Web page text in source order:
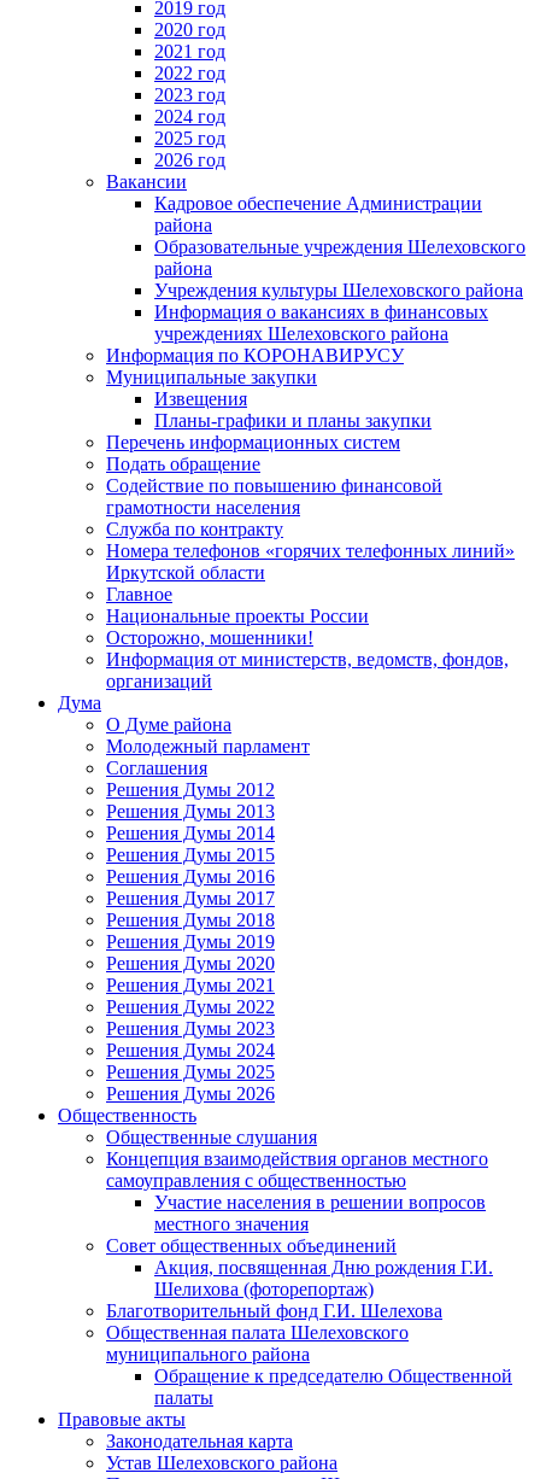
2019 год
2020 год
2021 год
2022 год
2023 год
2024 год
2025 год
2026 год
Вакансии
Кадровое обеспечение Администрации
района
Образовательные учреждения Шелеховского
района
Учреждения культуры Шелеховского района
Информация о вакансиях в финансовых
учреждениях Шелеховского района
Информация по КОРОНАВИРУСУ
Муниципальные закупки
Извещения
Планы-графики и планы закупки
Перечень информационных систем
Подать обращение
Содействие по повышению финансовой
грамотности населения
Служба по контракту
Номера телефонов «горячих телефонных линий»
Иркутской области
Главное
Национальные проекты России
Осторожно, мошенники!
Информация от министерств, ведомств, фондов,
организаций
Дума
О Думе района
Молодежный парламент
Соглашения
Решения Думы 2012
Решения Думы 2013
Решения Думы 2014
Решения Думы 2015
Решения Думы 2016
Решения Думы 2017
Решения Думы 2018
Решения Думы 2019
Решения Думы 2020
Решения Думы 2021
Решения Думы 2022
Решения Думы 2023
Решения Думы 2024
Решения Думы 2025
Решения Думы 2026
Общественность
Общественные слушания
Концепция взаимодействия органов местного
самоуправления с общественностью
Участие населения в решении вопросов
местного значения
Совет общественных объединений
Акция, посвященная Дню рождения Г.И.
Шелихова (фоторепортаж)
Благотворительный фонд Г.И. Шелехова
Общественная палата Шелеховского
муниципального района
Обращение к председателю Общественной
палаты
Правовые акты
Законодательная карта
Устав Шелеховского района